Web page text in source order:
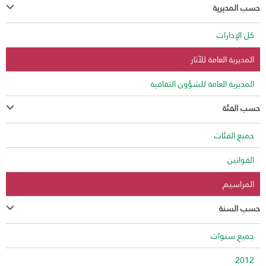
حسب المديرية
كل الإدارات
المديرية العامة للآثار
المديرية العامة للشؤون الثقافية
حسب الفئة
جميع الفئات
القوانين
المراسيم
حسب السنة
جميع سنوات
2012